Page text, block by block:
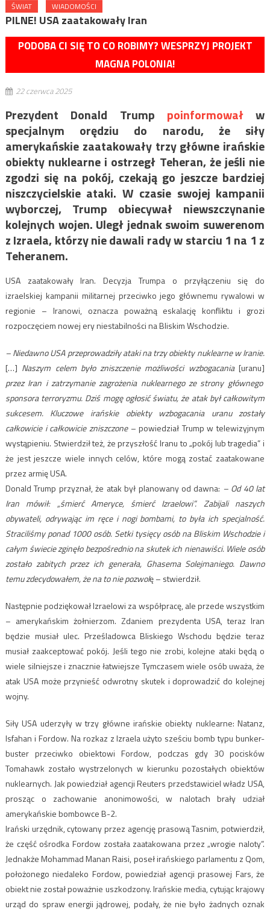
ŚWIAT WIADOMOŚCI
PILNE! USA zaatakowały Iran
PODOBA CI SIĘ TO CO ROBIMY? WESPRZYJ PROJEKT
MAGNA POLONIA!
22 czerwca 2025
Prezydent Donald Trump poinformowałw
specjalnym orędziu do narodu, że siły
amerykańskie zaatakowały trzy główne irańskie
obiekty nuklearne i ostrzegł Teheran, że jeśli nie
zgodzi się na pokój, czekają go jeszcze bardziej
niszczycielskie ataki. W czasie swojej kampanii
wyborczej, Trump obiecywał niewszczynanie
kolejnych wojen. Uległ jednak swoim suwerenom
z Izraela, którzy nie dawali rady w starciu 1 na 1 z
Teheranem.
USA zaatakowały Iran. Decyzja Trumpa o przyłączeniu się do
izraelskiej kampanii militarnej przeciwko jego głównemu rywalowi w
regionie – Iranowi, oznacza poważną eskalację konfliktu i grozi
rozpoczęciem nowej ery niestabilności na Bliskim Wschodzie.
– Niedawno USA przeprowadziły ataki na trzy obiekty nuklearne w Iranie.
[…] Naszym celem było zniszczenie możliwości wzbogacania[uranu]
przez Iran i zatrzymanie zagrożenia nuklearnego ze strony głównego
sponsora terroryzmu. Dziś mogę ogłosić światu, że atak był całkowitym
sukcesem. Kluczowe irańskie obiekty wzbogacania uranu zostały
całkowicie i całkowicie zniszczone– powiedział Trump w telewizyjnym
wystąpieniu. Stwierdził też, że przyszłość Iranu to „pokój lub tragedia” i
że jest jeszcze wiele innych celów, które mogą zostać zaatakowane
przez armię USA.
Donald Trump przyznał, że atak był planowany od dawna: – Od 40 lat
Iran mówił: „śmierć Ameryce, śmierć Izraelowi”. Zabijali naszych
obywateli, odrywając im ręce i nogi bombami, to była ich specjalność.
Straciliśmy ponad 1000 osób. Setki tysięcy osób na Bliskim Wschodzie i
całym świecie zginęło bezpośrednio na skutek ich nienawiści. Wiele osób
zostało zabitych przez ich generała, Ghasema Solejmaniego. Dawno
temu zdecydowałem, że na to nie pozwolę – stwierdził.
Następnie podziękował Izraelowi za współpracę, ale przede wszystkim
– amerykańskim żołnierzom. Zdaniem prezydenta USA, teraz Iran
będzie musiał ulec. Prześladowca Bliskiego Wschodu będzie teraz
musiał zaakceptować pokój. Jeśli tego nie zrobi, kolejne ataki będą o
wiele silniejsze i znacznie łatwiejsze Tymczasem wiele osób uważa, że
atak USA może przynieść odwrotny skutek i doprowadzić do kolejnej
wojny.
Siły USA uderzyły w trzy główne irańskie obiekty nuklearne: Natanz,
Isfahan i Fordow. Na rozkaz z Izraela użyto sześciu bomb typu bunker-
buster przeciwko obiektowi Fordow, podczas gdy 30 pocisków
Tomahawk zostało wystrzelonych w kierunku pozostałych obiektów
nuklearnych. Jak powiedział agencji Reuters przedstawiciel władz USA,
prosząc o zachowanie anonimowości, w nalotach brały udział
amerykańskie bombowce B-2.
Irański urzędnik, cytowany przez agencję prasową Tasnim, potwierdził,
że część ośrodka Fordow została zaatakowana przez „wrogie naloty”.
Jednakże Mohammad Manan Raisi, poseł irańskiego parlamentu z Qom,
położonego niedaleko Fordow, powiedział agencji prasowej Fars, że
obiekt nie został poważnie uszkodzony. Irańskie media, cytując krajowy
urząd do spraw energii jądrowej, podały, że nie było żadnych oznak